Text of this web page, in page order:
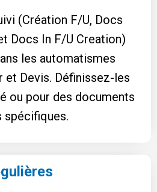
(Création F/U, Docs
Docs In F/U Creation)
les automatismes
et Devis. Définissez-les
ou pour des documents
spécifiques.